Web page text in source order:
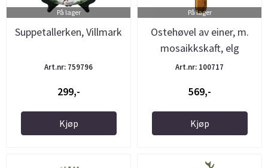
På lager
Suppetallerken, Villmark
Art.nr: 759796
299,-
Kjøp
På lager
Ostehøvel av einer, m.
mosaikkskaft, elg
Art.nr: 100717
569,-
Kjøp